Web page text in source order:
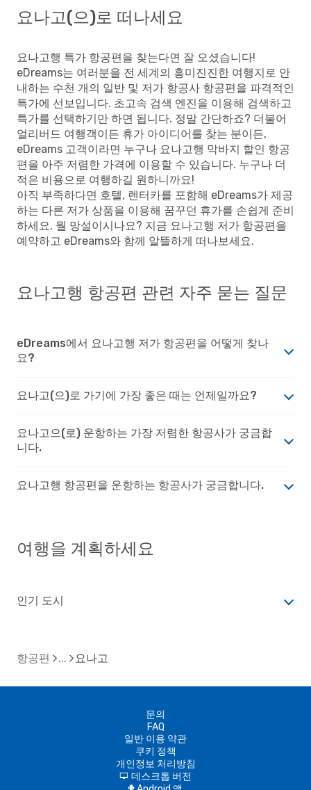
요나고(으)로 떠나세요
요나고행 특가 항공편을 찾는다면 잘 오셨습니다!
eDreams는 여러분을 전 세계의 흥미진진한 여행지로 안
내하는 수천 개의 일반 및 저가 항공사 항공편을 파격적인
특가에 선보입니다. 초고속 검색 엔진을 이용해 검색하고
특가를 선택하기만 하면 됩니다. 정말 간단하죠? 더불어
얼리버드 여행객이든 휴가 아이디어를 찾는 분이든,
eDreams 고객이라면 누구나 요나고행 막바지 할인 항공
편을 아주 저렴한 가격에 이용할 수 있습니다. 누구나 더
적은 비용으로 여행하길 원하니까요!
아직 부족하다면 호텔, 렌터카를 포함해 eDreams가 제공
하는 다른 저가 상품을 이용해 꿈꾸던 휴가를 손쉽게 준비
하세요. 뭘 망설이시나요? 지금 요나고행 저가 항공편을
예약하고 eDreams와 함께 알뜰하게 떠나보세요.
요나고행 항공편 관련 자주 묻는 질문
eDreams에서 요나고행 저가 항공편을 어떻게 찾나
요?
요나고(으)로 가기에 가장 좋은 때는 언제일까요?
요나고으(로) 운항하는 가장 저렴한 항공사가 궁금합
니다.
요나고행 항공편을 운항하는 항공사가 궁금합니다.
여행을 계획하세요
인기 도시
항공편 요나고
문의
FAQ
일반 이용 약관
쿠키 정책
개인정보 처리방침
d 데스크톱 버전